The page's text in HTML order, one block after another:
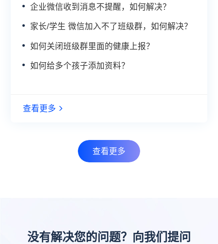
企业微信收到消息不提醒，如何解决？
家长/学生 微信加入不了班级群，如何解决？
如何关闭班级群里面的健康上报？
如何给多个孩子添加资料？
查看更多
查看更多
没有解决您的问题？向我们提问